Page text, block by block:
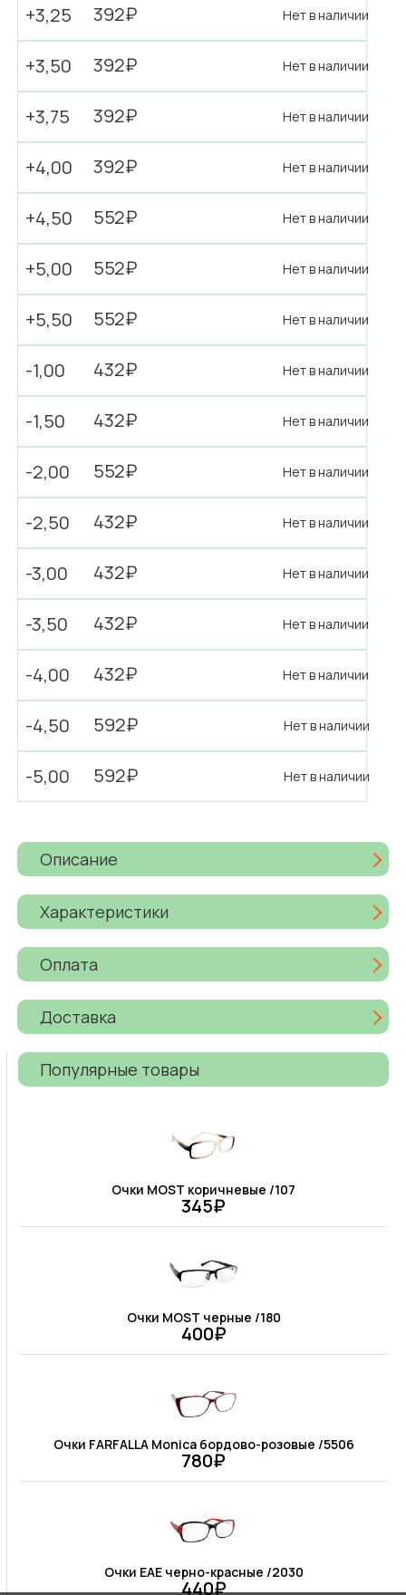
+3,25 392₽ Нет в наличии
+3,50 392₽ Нет в наличии
+3,75 392₽ Нет в наличии
+4,00 392₽ Нет в наличии
+4,50 552₽ Нет в наличии
+5,00 552₽ Нет в наличии
+5,50 552₽ Нет в наличии
-1,00 432₽ Нет в наличии
-1,50 432₽ Нет в наличии
-2,00 552₽ Нет в наличии
-2,50 432₽ Нет в наличии
-3,00 432₽ Нет в наличии
-3,50 432₽ Нет в наличии
-4,00 432₽ Нет в наличии
-4,50 592₽ Нет в наличии
-5,00 592₽ Нет в наличии
Описание
Характеристики
Оплата
Доставка
Популярные товары
Очки MOST коричневые /107
345₽
Очки MOST черные /180
400₽
Очки FARFALLA Monica бордово-розовые /5506
780₽
Очки EAE черно-красные /2030
440₽